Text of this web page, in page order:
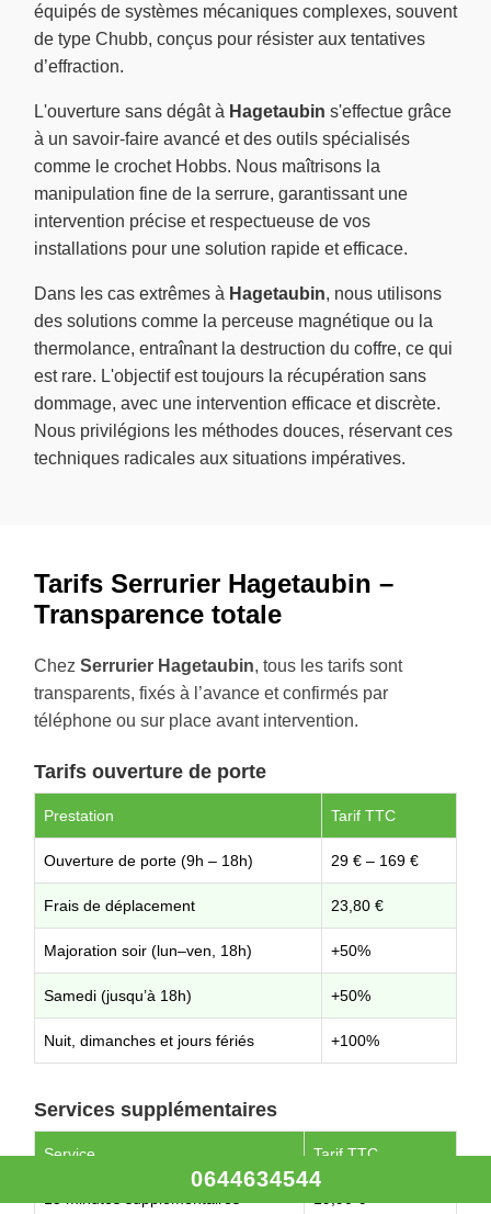
équipés de systèmes mécaniques complexes, souvent
de type Chubb, conçus pour résister aux tentatives
d’effraction.
L'ouverture sans dégât à Hagetaubin s'effectue grâce
à un savoir-faire avancé et des outils spécialisés
comme le crochet Hobbs. Nous maîtrisons la
manipulation fine de la serrure, garantissant une
intervention précise et respectueuse de vos
installations pour une solution rapide et efficace.
Dans les cas extrêmes à Hagetaubin, nous utilisons
des solutions comme la perceuse magnétique ou la
thermolance, entraînant la destruction du coffre, ce qui
est rare. L'objectif est toujours la récupération sans
dommage, avec une intervention efficace et discrète.
Nous privilégions les méthodes douces, réservant ces
techniques radicales aux situations impératives.
Tarifs Serrurier Hagetaubin –
Transparence totale
Chez Serrurier Hagetaubin, tous les tarifs sont
transparents, fixés à l’avance et confirmés par
téléphone ou sur place avant intervention.
Tarifs ouverture de porte
Prestation Tarif TTC
Ouverture de porte (9h – 18h) 29 € – 169 €
Frais de déplacement 23,80 €
Majoration soir (lun–ven, 18h) +50%
Samedi (jusqu’à 18h) +50%
Nuit, dimanches et jours fériés +100%
Services supplémentaires
Service Tarif TTC
0644634544